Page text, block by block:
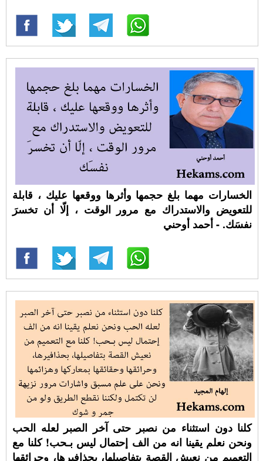
الخسارات مهما بلغ حجمها وأثرها ووقعها عليك ، قابلة
للتعويض والاستدراك مع مرور الوقت ، إلّا أن تخسرَ
نفسَك. - أحمد أوحني
كلنا دون استثناء من نصبر حتى آخر الصبر لعله الحب
ونحن نعلم يقينا انه من الف إحتمال ليس بـحب! كلنا مع
التعميم من نعيش القصة بتفاصيلها، بحذافيرها، وحرائقها